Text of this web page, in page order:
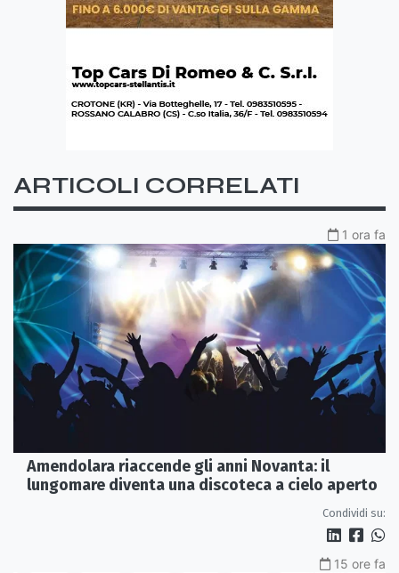
ARTICOLI CORRELATI
1 ora fa
Amendolara riaccende gli anni Novanta: il
lungomare diventa una discoteca a cielo aperto
Condividi su:
15 ore fa